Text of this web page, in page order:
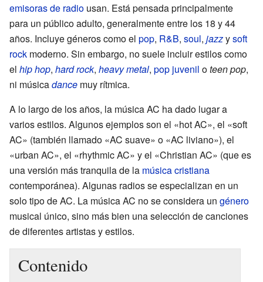
emisoras de radio usan. Está pensada principalmente
para un público adulto, generalmente entre los 18 y 44
años. Incluye géneros como el pop, R&B, soul, jazzysoft
rock moderno. Sin embargo, no suele incluir estilos como
el hip hop, hard rock, heavy metal, pop juvenil oteen pop,
ni músicadance muy rítmica.
A lo largo de los años, la música AC ha dado lugar a
varios estilos. Algunos ejemplos son el «hot AC», el «soft
AC» (también llamado «AC suave» o «AC liviano»), el
«urban AC», el «rhythmic AC» y el «Christian AC» (que es
una versión más tranquila de la música cristiana
contemporánea). Algunas radios se especializan en un
solo tipo de AC. La música AC no se considera un género
musical único, sino más bien una selección de canciones
de diferentes artistas y estilos.
Contenido